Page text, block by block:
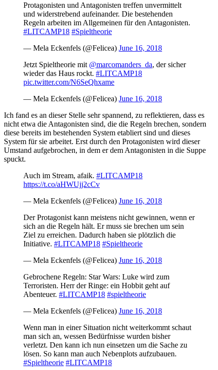
Protagonisten und Antagonisten treffen unvermittelt
und widerstrebend aufeinander. Die bestehenden
Regeln arbeiten im Allgemeinen für den Antagonisten.
#LITCAMP18 #Spieltheorie
— Mela Eckenfels (@Felicea) June 16, 2018
Jetzt Spieltheorie mit @marcomanders_da, der sicher
wieder das Haus rockt. #LITCAMP18
pic.twitter.com/N6SeQhxame
— Mela Eckenfels (@Felicea) June 16, 2018
Ich fand es an dieser Stelle sehr spannend, zu reflektieren, dass es
nicht etwa die Antagonisten sind, die die Regeln brechen, sondern
diese bereits im bestehenden System etabliert sind und dieses
System für sie arbeitet. Erst durch den Protagonisten wird dieser
Umstand aufgebrochen, in dem er dem Antagonisten in die Suppe
spuckt.
Auch im Stream, afaik. #LITCAMP18
https://t.co/aHWUjj2cCv
— Mela Eckenfels (@Felicea) June 16, 2018
Der Protagonist kann meistens nicht gewinnen, wenn er
sich an die Regeln hält. Er muss sie brechen um sein
Ziel zu erreichen. Dadurch haben sie plötzlich die
Initiative. #LITCAMP18 #Spieltheorie
— Mela Eckenfels (@Felicea) June 16, 2018
Gebrochene Regeln: Star Wars: Luke wird zum
Terroristen. Herr der Ringe: ein Hobbit geht auf
Abenteuer. #LITCAMP18 #spieltheorie
— Mela Eckenfels (@Felicea) June 16, 2018
Wenn man in einer Situation nicht weiterkommt schaut
man sich an, wessen Bedürfnisse wurden bisher
verletzt. Den kann ich nun einsetzen um die Sache zu
lösen. So kann man auch Nebenplots aufzubauen.
#Spieltheorie #LITCAMP18